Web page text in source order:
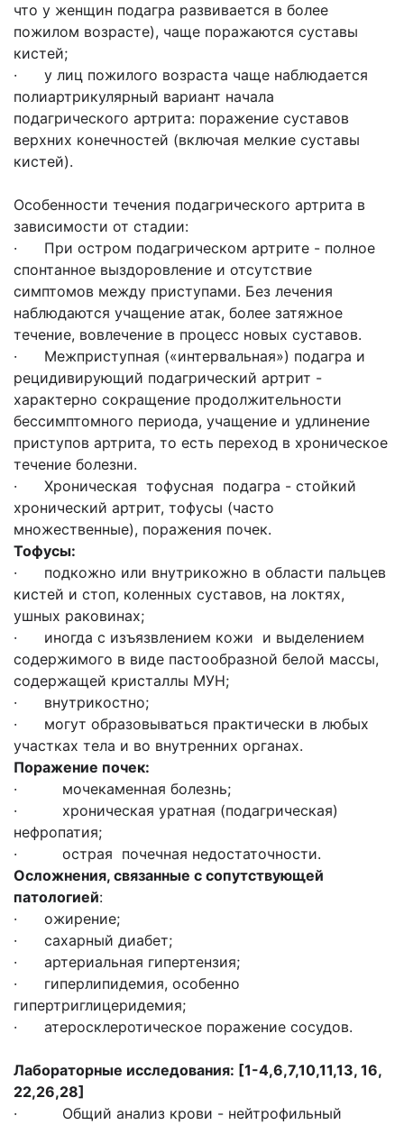
что у женщин подагра развивается в более
пожилом возрасте), чаще поражаются суставы
кистей;
· у лиц пожилого возраста чаще наблюдается
полиартрикулярный вариант начала
подагрического артрита: поражение суставов
верхних конечностей (включая мелкие суставы
кистей).
Особенности течения подагрического артрита в
зависимости от cтадии:
· При остром подагрическом артрите - полное
спонтанное выздоровление и отсутствие
симптомов между приступами. Без лечения
наблюдаются учащение атак, более затяжное
течение, вовлечение в процесс новых суставов.
· Межприступная («интервальная») подагра и
рецидивирующий подагрический артрит -
характерно сокращение продолжительности
бессимптомного периода, учащение и удлинение
приступов артрита, то есть переход в хроническое
течение болезни.
· Хроническая тофусная подагра - стойкий
хронический артрит, тофусы (часто
множественные), поражения почек.
Тофусы:
· подкожно или внутрикожно в области пальцев
кистей и стоп, коленных суставов, на локтях,
ушных раковинах;
· иногда с изъязвлением кожи и выделением
содержимого в виде пастообразной белой массы,
содержащей кристаллы МУН;
· внутрикостно;
· могут образовываться практически в любых
участках тела и во внутренних органах.
Поражение почек:
· мочекаменная болезнь;
· хроническая уратная (подагрическая)
нефропатия;
· острая почечная недостаточности.
Осложнения, связанные с сопутствующей
патологией:
· ожирение;
· сахарный диабет;
· артериальная гипертензия;
· гиперлипидемия, особенно
гипертриглицеридемия;
· атеросклеротическое поражение сосудов.
Лабораторные исследования: [1-4,6,7,10,11,13, 16,
22,26,28]
· Общий анализ крови - нейтрофильный